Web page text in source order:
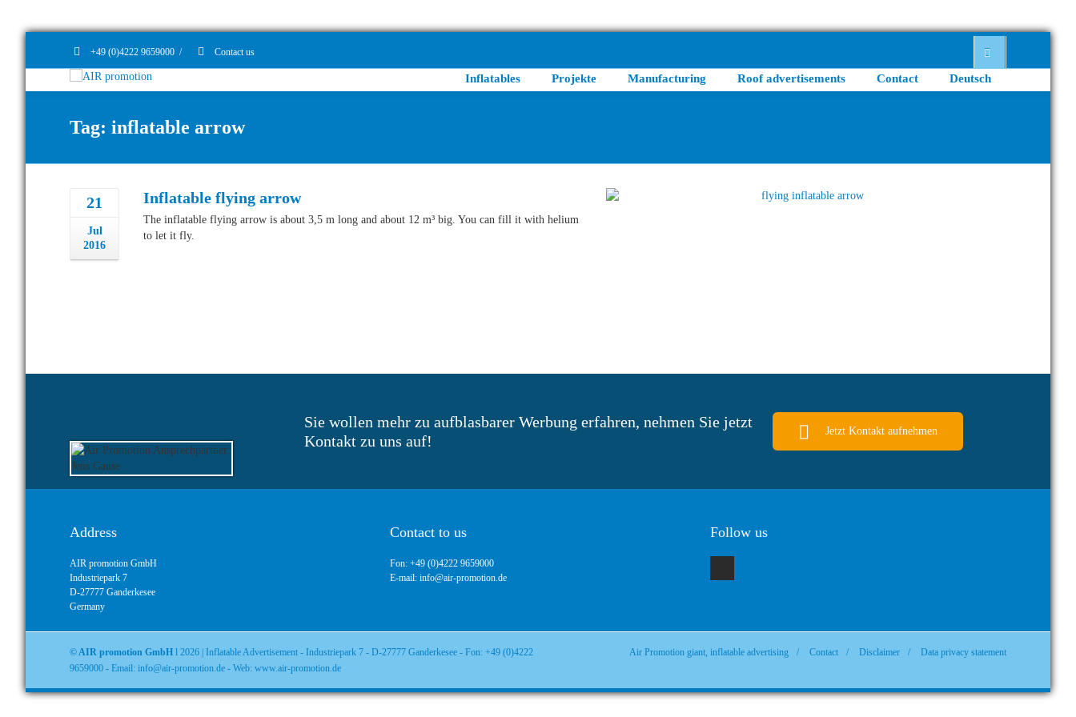
+49 (0)4222 9659000 / Contact us
Inflatables Projekte Manufacturing Roof advertisements Contact Deutsch
Tag: inflatable arrow
21
Jul
2016
Inflatable flying arrow
The inflatable flying arrow is about 3,5 m long and about 12 m³ big. You can fill it with helium
to let it fly.
Sie wollen mehr zu aufblasbarer Werbung erfahren, nehmen Sie jetzt
Kontakt zu uns auf!
Jetzt Kontakt aufnehmen
Address
AIR promotion GmbH
Industriepark 7
D-27777 Ganderkesee
Germany
Contact to us
Fon: +49 (0)4222 9659000
E-mail: info@air-promotion.de
Follow us
© AIR promotion GmbH l 2026 | Inflatable Advertisement - Industriepark 7 - D-27777 Ganderkesee - Fon: +49 (0)4222
9659000 - Email: info@air-promotion.de - Web: www.air-promotion.de
Air Promotion giant, inflatable advertising / Contact / Disclaimer / Data privacy statement